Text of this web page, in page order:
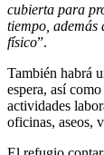
cubierta para
tiempo, además
físico”.
También habrá
espera, así
actividades
oficinas, aseos,